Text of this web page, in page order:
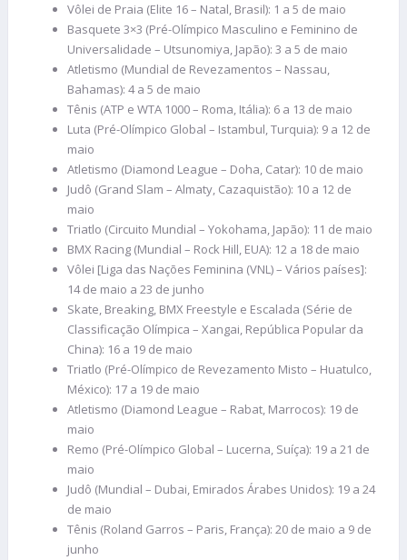
Vôlei de Praia (Elite 16 – Natal, Brasil): 1 a 5 de maio
Basquete 3×3 (Pré-Olímpico Masculino e Feminino de
Universalidade – Utsunomiya, Japão): 3 a 5 de maio
Atletismo (Mundial de Revezamentos – Nassau,
Bahamas): 4 a 5 de maio
Tênis (ATP e WTA 1000 – Roma, Itália): 6 a 13 de maio
Luta (Pré-Olímpico Global – Istambul, Turquia): 9 a 12 de
maio
Atletismo (Diamond League – Doha, Catar): 10 de maio
Judô (Grand Slam – Almaty, Cazaquistão): 10 a 12 de
maio
Triatlo (Circuito Mundial – Yokohama, Japão): 11 de maio
BMX Racing (Mundial – Rock Hill, EUA): 12 a 18 de maio
Vôlei [Liga das Nações Feminina (VNL) – Vários países]:
14 de maio a 23 de junho
Skate, Breaking, BMX Freestyle e Escalada (Série de
Classificação Olímpica – Xangai, República Popular da
China): 16 a 19 de maio
Triatlo (Pré-Olímpico de Revezamento Misto – Huatulco,
México): 17 a 19 de maio
Atletismo (Diamond League – Rabat, Marrocos): 19 de
maio
Remo (Pré-Olímpico Global – Lucerna, Suíça): 19 a 21 de
maio
Judô (Mundial – Dubai, Emirados Árabes Unidos): 19 a 24
de maio
Tênis (Roland Garros – Paris, França): 20 de maio a 9 de
junho